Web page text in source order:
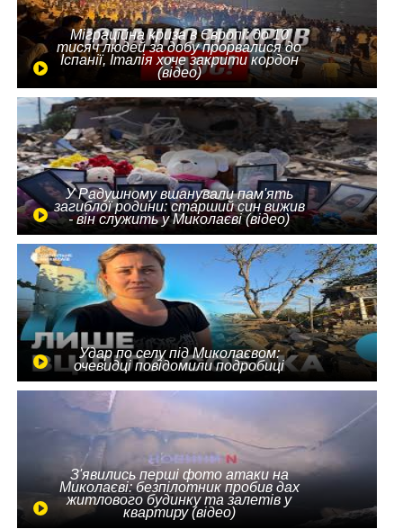
Міграційна криза в Європі: до 10
тисяч людей за добу прорвалися до
Іспанії, Італія хоче закрити кордон
(відео)
У Радушному вшанували пам'ять
загиблої родини: старший син вижив
- він служить у Миколаєві (відео)
Удар по селу під Миколаєвом:
очевидці повідомили подробиці
З'явились перші фото атаки на
Миколаєві: безпілотник пробив дах
житлового будинку та залетів у
квартиру (відео)